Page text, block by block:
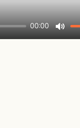
00:00
Mute